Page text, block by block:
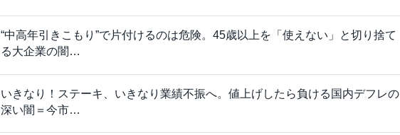
“中高年引きこもり”で片付けるのは危険。45歳以上を「使えない」と切り捨て
る大企業の闇…
いきなり！ステーキ、いきなり業績不振へ。値上げしたら負ける国内デフレの
深い闇＝今市…